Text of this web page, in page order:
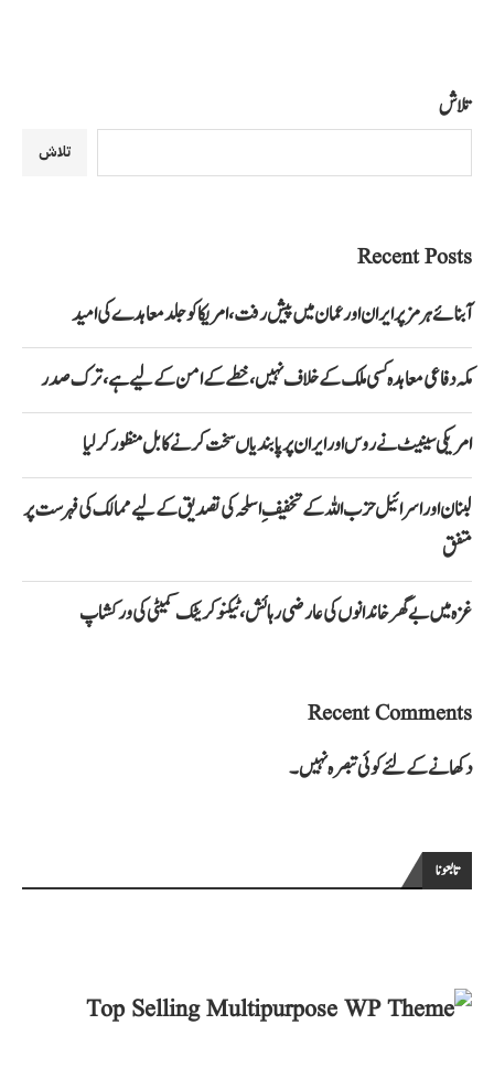
تلاش
تلاش
Recent Posts
آبنائے ہرمز پر ایران اور عمان میں پیش رفت، امریکا کو جلد معاہدے کی امید
مکہ دفاعی معاہدہ کسی ملک کے خلاف نہیں، خطے کے امن کے لیے ہے، ترک صدر
امریکی سینیٹ نے روس اور ایران پر پابندیاں سخت کرنے کا بل منظور کرلیا
لبنان اور اسرائیل حزب اللہ کے تخفیفِ اسلحہ کی تصدیق کے لیے ممالک کی فہرست پر
متفق
غزہ میں بے گھر خاندانوں کی عارضی رہائش، ٹیکنو کریٹک کمیٹی کی ورکشاپ
Recent Comments
دکھانے کے لئے کوئی تبصرہ نہیں۔
تابعونا